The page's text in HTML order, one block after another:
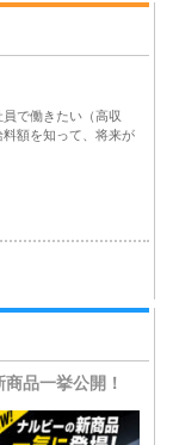
で働きたい（高収
額を知って、将来が
品一挙公開！